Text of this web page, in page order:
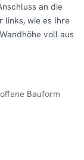
an die
links, wie es Ihre
voll aus
Bauform